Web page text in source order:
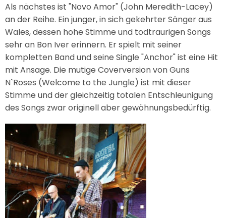
Als nächstes ist "Novo Amor" (John Meredith-Lacey)
an der Reihe. Ein junger, in sich gekehrter Sänger aus
Wales, dessen hohe Stimme und todtraurigen Songs
sehr an Bon Iver erinnern. Er spielt mit seiner
kompletten Band und seine Single "Anchor" ist eine Hit
mit Ansage. Die mutige Coverversion von Guns
N`Roses (Welcome to the Jungle) ist mit dieser
Stimme und der gleichzeitig totalen Entschleunigung
des Songs zwar originell aber gewöhnungsbedürftig.